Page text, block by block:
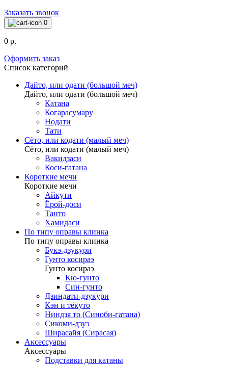
Заказать звонок
0
0 р.
Оформить заказ
Список категорий
Дайто, или одати (большой меч)
Дайто, или одати (большой меч)
Катана
Когарасумару
Нодати
Тати
Сёто, или кодати (малый меч)
Сёто, или кодати (малый меч)
Вакидзаси
Коси-гатана
Короткие мечи
Короткие мечи
Айкути
Ёрой-доси
Танто
Хамидаси
По типу оправы клинка
По типу оправы клинка
Букэ-дзукури
Гунто косираэ
Гунто косираэ
Кю-гунто
Син-гунто
Дзиндати-дзукури
Кэн и тёкуто
Ниндзя то (Синоби-гатана)
Сикоми-дзуэ
Ширасайя (Сирасая)
Аксессуары
Аксессуары
Подставки для катаны